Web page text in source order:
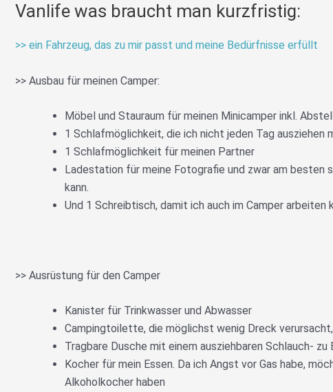
Vanlife was braucht man kurzfristig:
>> ein Fahrzeug, das zu mir passt und meine Bedürfnisse erfüllt
>> Ausbau für meinen Camper:
Möbel und Stauraum für meinen Minicamper inkl.
1 Schlafmöglichkeit, die ich nicht jeden Tag ausziehen
1 Schlafmöglichkeit für meinen Partner
Ladestation für meine Fotografie und zwar am besten
kann.
Und 1 Schreibtisch, damit ich auch im Camper arbeiten
>> Ausrüstung für den Camper
Kanister für Trinkwasser und Abwasser
Campingtoilette, die möglichst wenig Dreck
Tragbare Dusche mit einem ausziehbaren Schlauch-
Kocher für mein Essen. Da ich Angst vor Gas habe,
Alkoholkocher haben